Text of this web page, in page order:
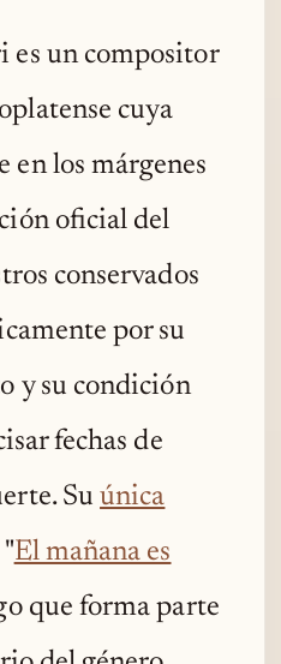
es un compositor
cuya
en los márgenes
oficial del
conservados
por su
y su condición
fechas de
Suúnica
El mañana es
que forma parte